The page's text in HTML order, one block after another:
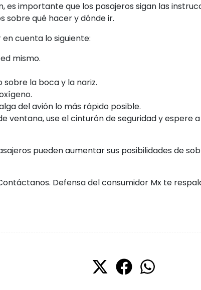
es importante que los pasajeros sigan las
sobre qué hacer y dónde ir.
cuenta lo siguiente:
mismo.
sobre la boca y la nariz.
del avión lo más rápido posible.
ventana, use el cinturón de seguridad y espere
pueden aumentar sus posibilidades de
Defensa del consumidor Mx te